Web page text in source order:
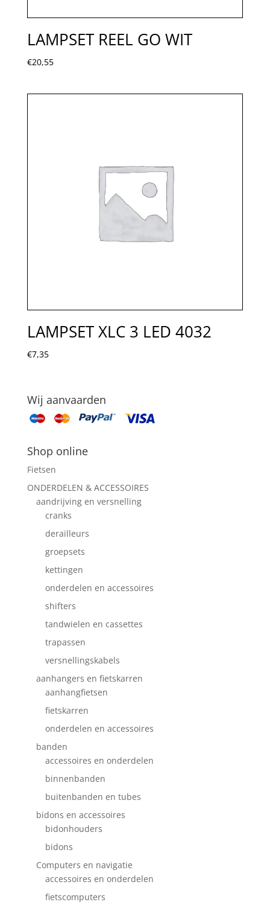
LAMPSET REEL GO WIT
€20,55
LAMPSET XLC 3 LED 4032
€7,35
Wij aanvaarden
Shop online
Fietsen
ONDERDELEN & ACCESSOIRES
aandrijving en versnelling
cranks
derailleurs
groepsets
kettingen
onderdelen en accessoires
shifters
tandwielen en cassettes
trapassen
versnellingskabels
aanhangers en fietskarren
aanhangfietsen
fietskarren
onderdelen en accessoires
banden
accessoires en onderdelen
binnenbanden
buitenbanden en tubes
bidons en accessoires
bidonhouders
bidons
Computers en navigatie
accessoires en onderdelen
fietscomputers